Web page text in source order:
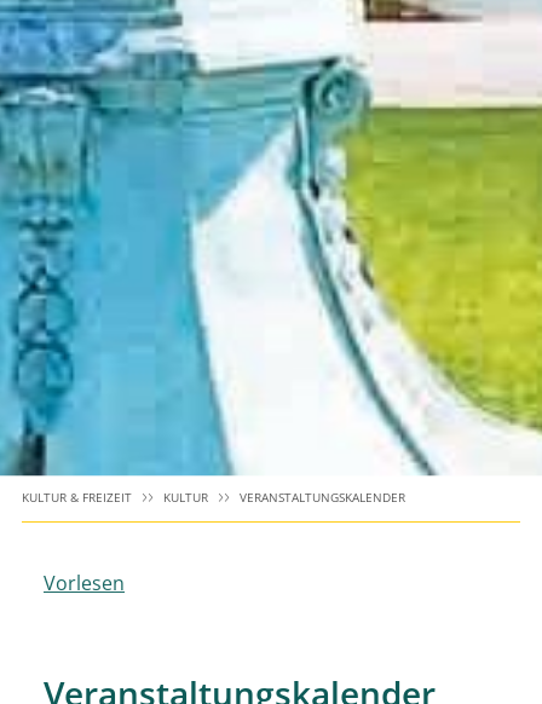
KULTUR & FREIZEIT KULTUR VERANSTALTUNGSKALENDER
Vorlesen
Veranstaltungskalender